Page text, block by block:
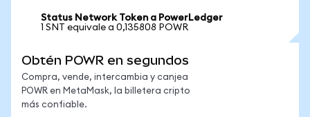
Status Network Token a PowerLedger
1 SNT equivale a 0,135808 POWR
Obtén POWR en segundos
Compra, vende, intercambia y canjea
POWR en MetaMask, la billetera cripto
más confiable.